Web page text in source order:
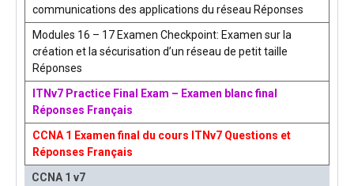
communications des applications du réseau Réponses
Modules 16 – 17 Examen Checkpoint: Examen sur la
création et la sécurisation d’un réseau de petit taille
Réponses
ITNv7 Practice Final Exam – Examen blanc final
Réponses Français
CCNA 1 Examen final du cours ITNv7 Questions et
Réponses Français
CCNA 1 v7